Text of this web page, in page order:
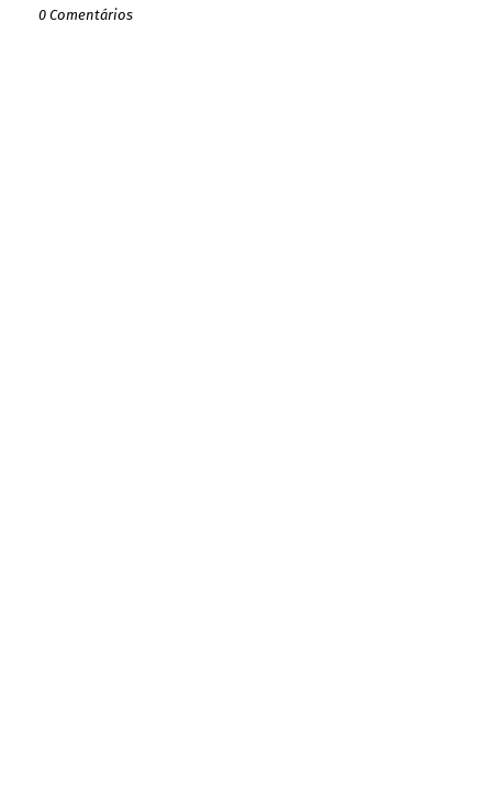
0 Comentários